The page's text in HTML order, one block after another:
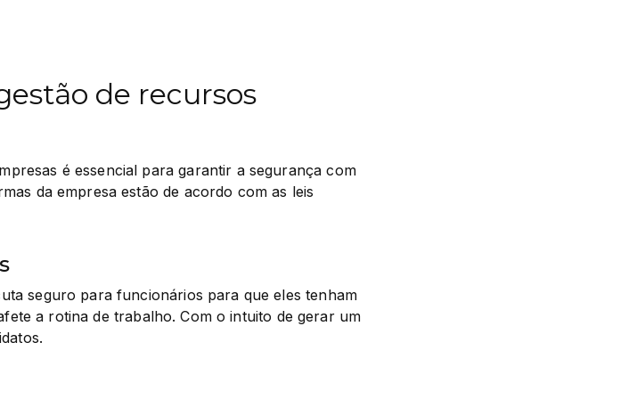
de recursos
é essencial para garantir a segurança com
da empresa estão de acordo com as leis
seguro para funcionários para que eles tenham
a rotina de trabalho. Com o intuito de gerar um